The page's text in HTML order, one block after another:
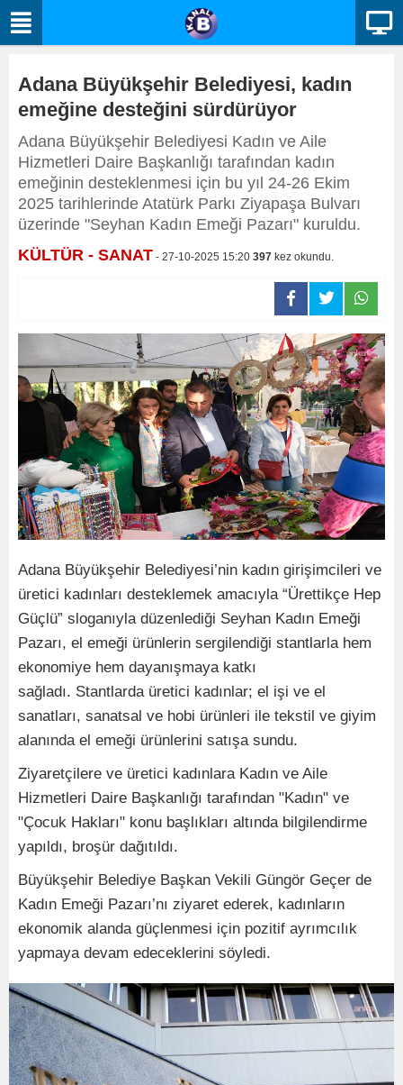
Adana Büyükşehir Belediyesi, kadın
emeğine desteğini sürdürüyor
Adana Büyükşehir Belediyesi Kadın ve Aile
Hizmetleri Daire Başkanlığı tarafından kadın
emeğinin desteklenmesi için bu yıl 24-26 Ekim
2025 tarihlerinde Atatürk Parkı Ziyapaşa Bulvarı
üzerinde "Seyhan Kadın Emeği Pazarı" kuruldu.
KÜLTÜR - SANAT - 27-10-2025 15:20 397 kez okundu.
Adana Büyükşehir Belediyesi’nin kadın girişimcileri ve
üretici kadınları desteklemek amacıyla “Ürettikçe Hep
Güçlü” sloganıyla düzenlediği Seyhan Kadın Emeği
Pazarı, el emeği ürünlerin sergilendiği stantlarla hem
ekonomiye hem dayanışmaya katkı
sağladı. Stantlarda üretici kadınlar; el işi ve el
sanatları, sanatsal ve hobi ürünleri ile tekstil ve giyim
alanında el emeği ürünlerini satışa sundu.
Ziyaretçilere ve üretici kadınlara Kadın ve Aile
Hizmetleri Daire Başkanlığı tarafından "Kadın" ve
"Çocuk Hakları" konu başlıkları altında bilgilendirme
yapıldı, broşür dağıtıldı.
Büyükşehir Belediye Başkan Vekili Güngör Geçer de
Kadın Emeği Pazarı’nı ziyaret ederek, kadınların
ekonomik alanda güçlenmesi için pozitif ayrımcılık
yapmaya devam edeceklerini söyledi.